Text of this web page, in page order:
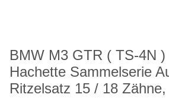
BMW M3 GTR ( TS-4N
Hachette Sammelserie
Ritzelsatz 15 / 18